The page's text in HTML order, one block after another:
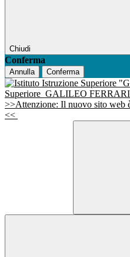
Chiudi
Conferma
Annulla Conferma
Superiore GALILEO
>>Attenzione: Il nuovo sito web
<<